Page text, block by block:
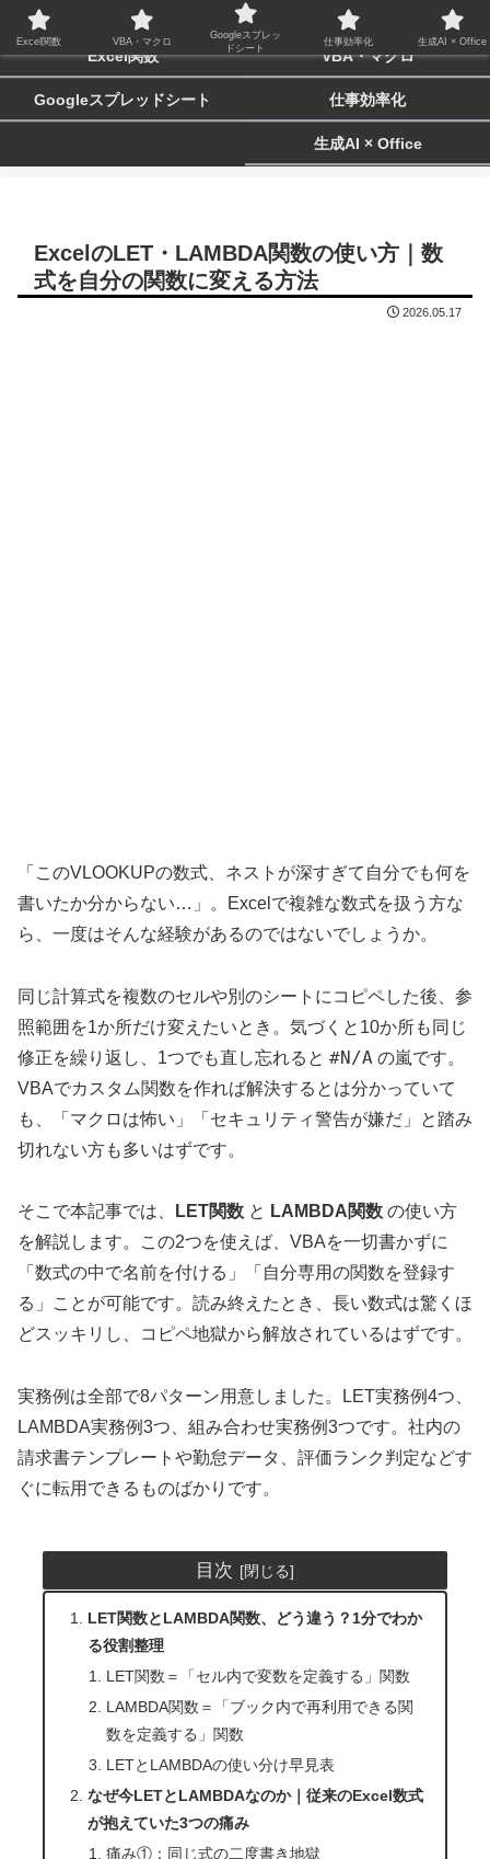
biz-tactics
Excel関数 VBA・マクロ
Googleスプレッドシート 仕事効率化
生成AI × Office
ExcelのLET・LAMBDA関数の使い方｜数
式を自分の関数に変える方法
2026.05.17
「このVLOOKUPの数式、ネストが深すぎて自分でも何を
書いたか分からない…」。Excelで複雑な数式を扱う方な
ら、一度はそんな経験があるのではないでしょうか。
同じ計算式を複数のセルや別のシートにコピペした後、参
照範囲を1か所だけ変えたいとき。気づくと10か所も同じ
修正を繰り返し、1つでも直し忘れると #N/A の嵐です。
VBAでカスタム関数を作れば解決するとは分かっていて
も、「マクロは怖い」「セキュリティ警告が嫌だ」と踏み
切れない方も多いはずです。
そこで本記事では、 LET関数 と LAMBDA関数 の使い方
を解説します。この2つを使えば、VBAを一切書かずに
「数式の中で名前を付ける」「自分専用の関数を登録す
る」ことが可能です。読み終えたとき、長い数式は驚くほ
どスッキリし、コピペ地獄から解放されているはずです。
実務例は全部で8パターン用意しました。LET実務例4つ、
LAMBDA実務例3つ、組み合わせ実務例3つです。社内の
請求書テンプレートや勤怠データ、評価ランク判定などす
ぐに転用できるものばかりです。
目次
LET関数とLAMBDA関数、どう違う？1分でわか
る役割整理
LET関数＝「セル内で変数を定義する」関数
LAMBDA関数＝「ブック内で再利用できる関
数を定義する」関数
LETとLAMBDAの使い分け早見表
なぜ今LETとLAMBDAなのか｜従来のExcel数式
が抱えていた3つの痛み
痛み①：同じ式の二度書き地獄
Excel関数 VBA・マクロ
Googleスプレッ
ドシート
仕事効率化 生成AI × Office